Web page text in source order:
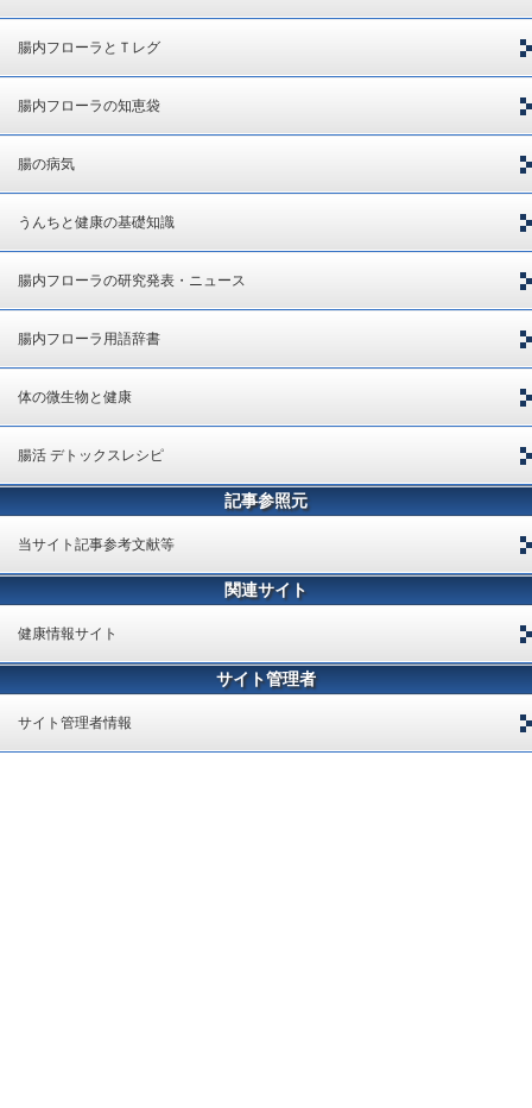
腸内フローラとＴレグ
腸内フローラの知恵袋
腸の病気
うんちと健康の基礎知識
腸内フローラの研究発表・ニュース
腸内フローラ用語辞書
体の微生物と健康
腸活 デトックスレシピ
記事参照元
当サイト記事参考文献等
関連サイト
健康情報サイト
サイト管理者
サイト管理者情報